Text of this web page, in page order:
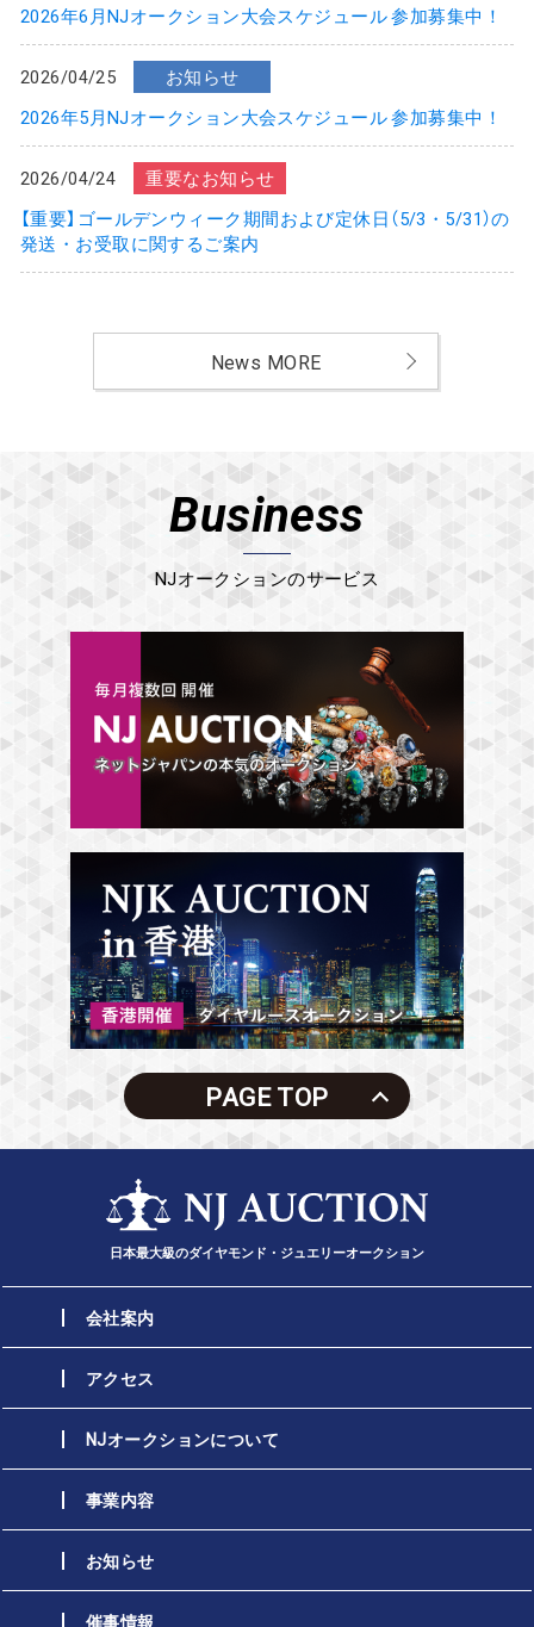
2026年6月NJオークション大会スケジュール 参加募集中！
2026/04/25
お知らせ
2026年5月NJオークション大会スケジュール 参加募集中！
2026/04/24
重要なお知らせ
【重要】ゴールデンウィーク期間および定休日（5/3・5/31）の
発送・お受取に関するご案内
News MORE
Business
NJオークションのサービス
PAGE TOP
日本最大級のダイヤモンド・ジュエリーオークション
会社案内
アクセス
NJオークションについて
事業内容
お知らせ
催事情報